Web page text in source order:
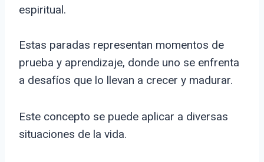
espiritual.
Estas paradas representan momentos de
prueba y aprendizaje, donde uno se enfrenta
a desafíos que lo llevan a crecer y madurar.
Este concepto se puede aplicar a diversas
situaciones de la vida.